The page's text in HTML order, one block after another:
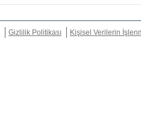
Gizlilik Politikası Kişisel Verilerin